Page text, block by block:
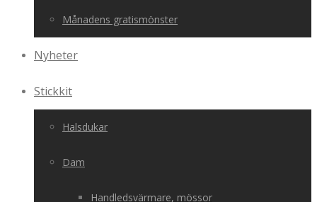
Månadens gratismönster
Nyheter
Stickkit
Halsdukar
Dam
Handledsvärmare, mössor